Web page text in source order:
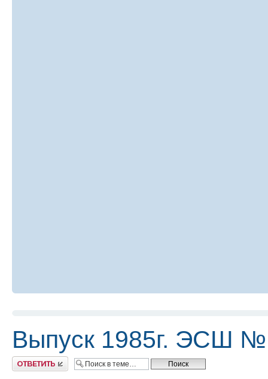
Выпуск 1985г. ЭСШ
Ответить